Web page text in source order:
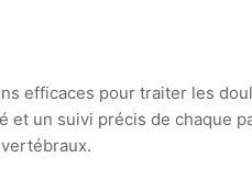
efficaces pour traiter les
un suivi précis de chaque